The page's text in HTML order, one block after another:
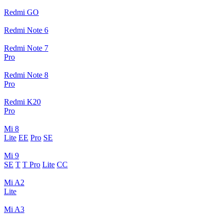
Redmi GO
Redmi Note 6
Redmi Note 7
Pro
Redmi Note 8
Pro
Redmi K20
Pro
Mi 8
Lite EE Pro SE
Mi 9
SE T T Pro Lite CC
Mi A2
Lite
Mi A3